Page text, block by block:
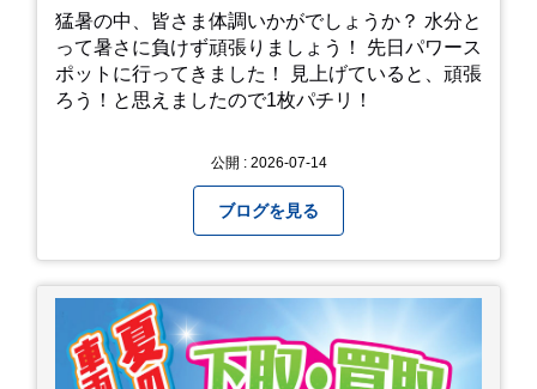
猛暑の中、皆さま体調いかがでしょうか？ 水分と
って暑さに負けず頑張りましょう！ 先日パワース
ポットに行ってきました！ 見上げていると、頑張
ろう！と思えましたので1枚パチリ！
公開 : 2026-07-14
ブログを見る